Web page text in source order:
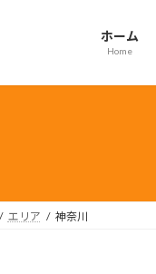
ホーム
Home
エリア 神奈川